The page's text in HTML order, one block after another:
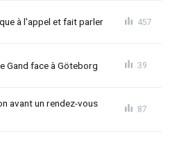
à l'appel et fait parler 457
Gand face à Göteborg 39
avant un rendez-vous
87